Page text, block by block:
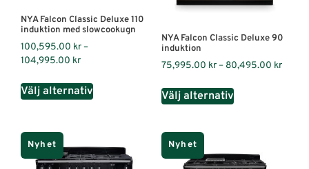
NYA Falcon Classic Deluxe 110
induktion med slowcookugn
100,595.00 kr–
104,995.00 kr
Välj alternativ
NYA Falcon Classic Deluxe 90
induktion
75,995.00 kr– 80,495.00 kr
Välj alternativ
Nyhet Nyhet